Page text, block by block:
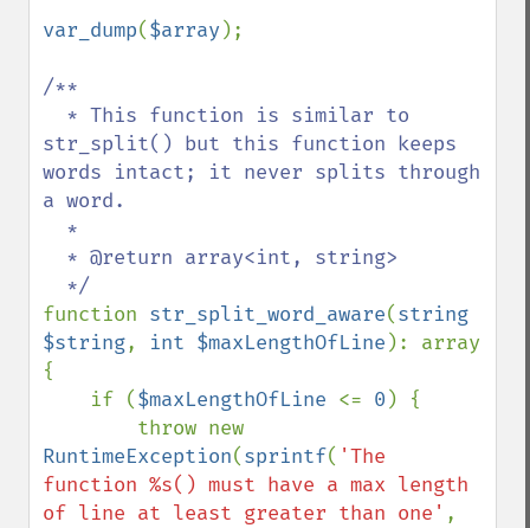
var_dump($array );
/**
str_split() but this function keeps
words intact; it never splits through
a word.
function str_split_word_aware(string
$string, int $maxLengthOfLine ): array
{
    if (
$maxLengthOfLine <= 0 ) {
RuntimeException(sprintf( 'The
function %s() must have a max length
of line at least greater than one'